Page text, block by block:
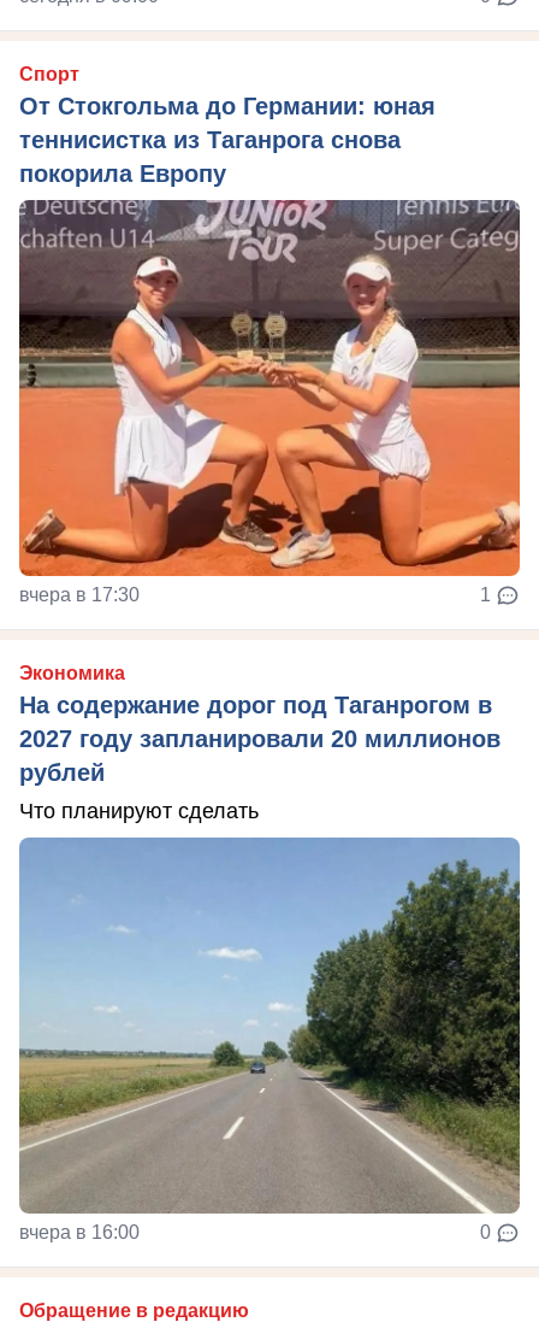
Спорт
От Стокгольма до Германии: юная
теннисистка из Таганрога снова
покорила Европу
вчера в 17:30 1
Экономика
На содержание дорог под Таганрогом в
2027 году запланировали 20 миллионов
рублей
Что планируют сделать
вчера в 16:00 0
Обращение в редакцию